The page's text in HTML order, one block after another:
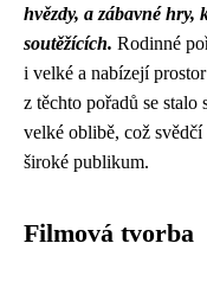
hvězdy, a zábavné hry,
soutěžících. Rodinné
i velké a nabízejí
z těchto pořadů se
velké oblibě, což
široké publikum.
Filmová tvorba